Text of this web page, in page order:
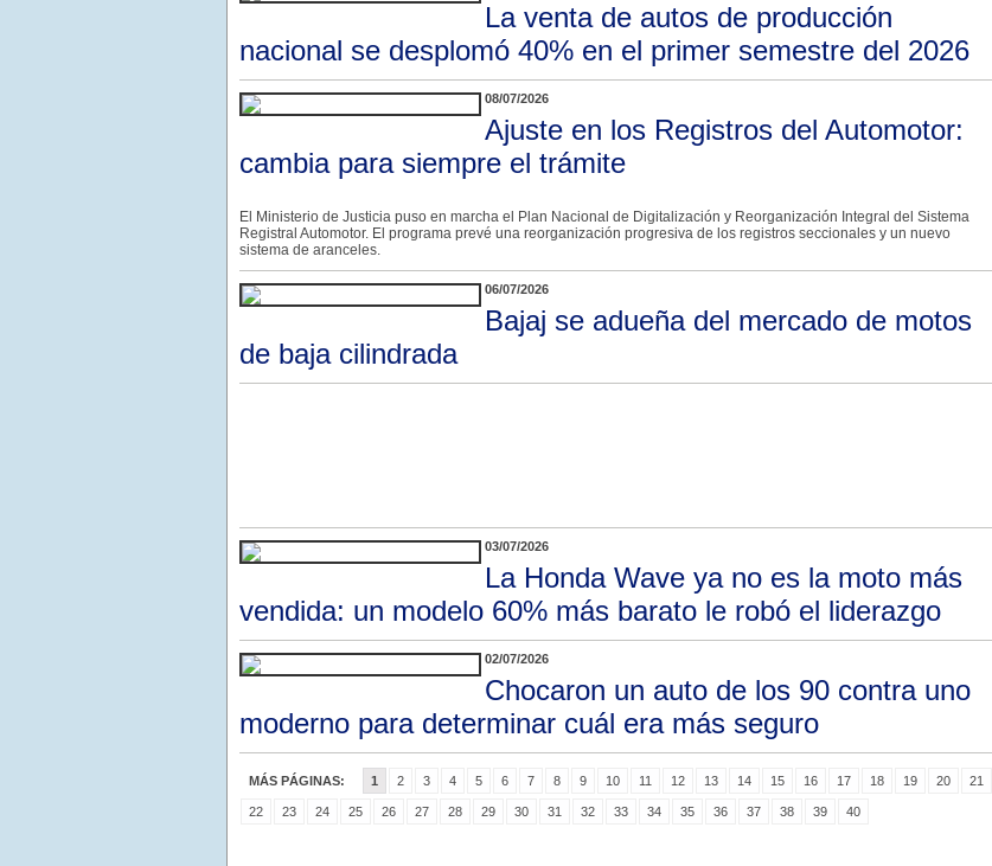
La venta de autos de producción
nacional se desplomó 40% en el primer semestre del 2026
08/07/2026
Ajuste en los Registros del Automotor:
cambia para siempre el trámite
El Ministerio de Justicia puso en marcha el Plan Nacional de Digitalización y Reorganización Integral del Sistema
Registral Automotor. El programa prevé una reorganización progresiva de los registros seccionales y un nuevo
sistema de aranceles.
06/07/2026
Bajaj se adueña del mercado de motos
de baja cilindrada
03/07/2026
La Honda Wave ya no es la moto más
vendida: un modelo 60% más barato le robó el liderazgo
02/07/2026
Chocaron un auto de los 90 contra uno
moderno para determinar cuál era más seguro
MÁS PÁGINAS: 1 2 3 4 5 6 7 8 9 10 11 12 13 14 15 16 17 18 19 20 21
22 23 24 25 26 27 28 29 30 31 32 33 34 35 36 37 38 39 40